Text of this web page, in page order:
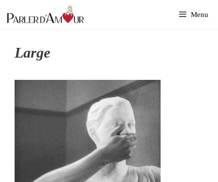
au
Menu
Large